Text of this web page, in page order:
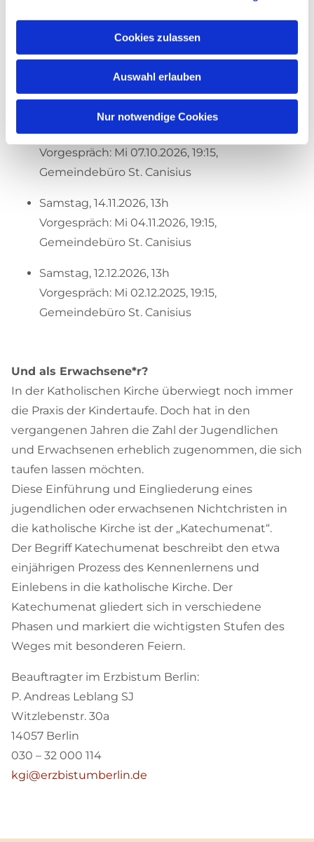
Cookies zulassen
Auswahl erlauben
Nur notwendige Cookies
Gemeindebüro St. Canisius
Samstag, 12.09.2026, 13h
Vorgespräch: Mi 02.09.2026, 19:15,
Gemeindebüro St. Canisius
Samstag, 17.10.2026, 13h
Vorgespräch: Mi 07.10.2026, 19:15,
Gemeindebüro St. Canisius
Samstag, 14.11.2026, 13h
Vorgespräch: Mi 04.11.2026, 19:15,
Gemeindebüro St. Canisius
Samstag, 12.12.2026, 13h
Vorgespräch: Mi 02.12.2025, 19:15,
Gemeindebüro St. Canisius
Und als Erwachsene*r?
In der Katholischen Kirche überwiegt noch immer
die Praxis der Kindertaufe. Doch hat in den
vergangenen Jahren die Zahl der Jugendlichen
und Erwachsenen erheblich zugenommen, die sich
taufen lassen möchten.
Diese Einführung und Eingliederung eines
jugendlichen oder erwachsenen Nichtchristen in
die katholische Kirche ist der „Katechumenat“.
Der Begriff Katechumenat beschreibt den etwa
einjährigen Prozess des Kennenlernens und
Einlebens in die katholische Kirche. Der
Katechumenat gliedert sich in verschiedene
Phasen und markiert die wichtigsten Stufen des
Weges mit besonderen Feiern.
Beauftragter im Erzbistum Berlin:
P. Andreas Leblang SJ
Witzlebenstr. 30a
14057 Berlin
030 – 32 000 114
kgi@erzbistumberlin.de